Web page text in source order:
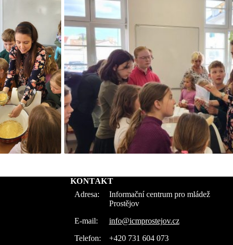
KONTAKT
Adresa:
Informační centrum pro mládež
Prostějov
E-mail:
info@icmprostejov.cz
Telefon:
+420 731 604 073